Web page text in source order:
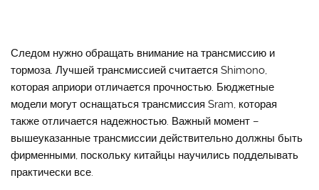
Следом нужно обращать внимание на трансмиссию и
тормоза. Лучшей трансмиссией считается Shimono,
которая априори отличается прочностью. Бюджетные
модели могут оснащаться трансмиссия Sram, которая
также отличается надежностью. Важный момент –
вышеуказанные трансмиссии действительно должны быть
фирменными, поскольку китайцы научились подделывать
практически все.